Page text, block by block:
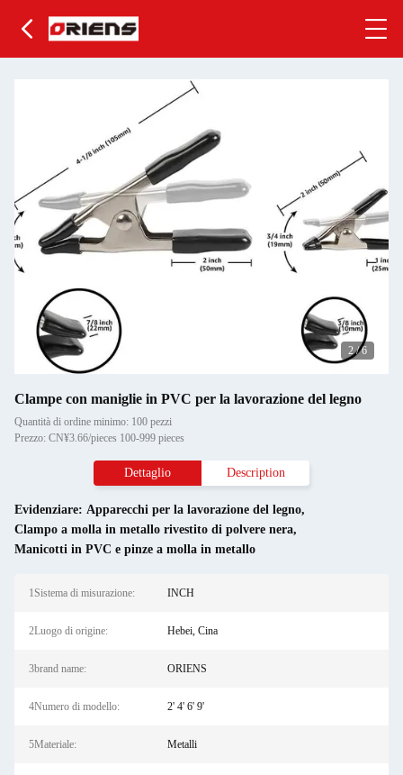
2/6
Clampe con maniglie in PVC per la lavorazione del legno
Quantità di ordine minimo: 100 pezzi
Prezzo: CN¥3.66/pieces 100-999 pieces
Dettaglio Description
Evidenziare: Apparecchi per la lavorazione del legno,
Clampo a molla in metallo rivestito di polvere nera,
Manicotti in PVC e pinze a molla in metallo
1Sistema di misurazione: INCH
2Luogo di origine: Hebei, Cina
3brand name: ORIENS
4Numero di modello: 2' 4' 6' 9'
5Materiale: Metalli